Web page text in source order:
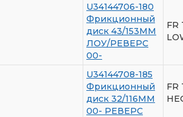
U34144706-180
Фрикционный
диск 43/153ММ
ЛОУ/РЕВЕРС
00-
FR
U34144708-185
Фрикционный
диск 32/116ММ
00- РЕВЕРС
FR